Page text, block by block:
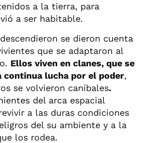
a la tierra, para
a ser habitable.
se dieron cuenta
que se adaptaron al
Ellos viven en clanes, que se
continua lucha por el poder,
se volvieron caníbales.
del arca espacial
a las duras condiciones
del su ambiente y a la
los rodea.